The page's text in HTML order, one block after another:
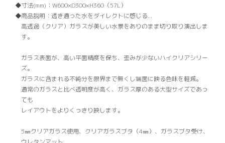
寸法(mm)： W600×D300×H360（57L）
商品説明： 透き通った水をダイレクトに感じる...
高透過（クリア）ガラスが美しい水景をありのまま切り取り演出しま
す。
ガラス表面が、高い平面精度を保ち、歪みが少ないハイクリアシリー
ズ。
ガラスに含まれる不純分を限界まで無くし端面に映る色味を軽減。
通常のガラスと比べ透明度が高く、ガラス厚のある大型サイズであっ
ても
レイアウトをよりくっきり映します。
5㎜クリアガラス使用、クリアガラスブタ（4㎜）、ガラスブタ受け、